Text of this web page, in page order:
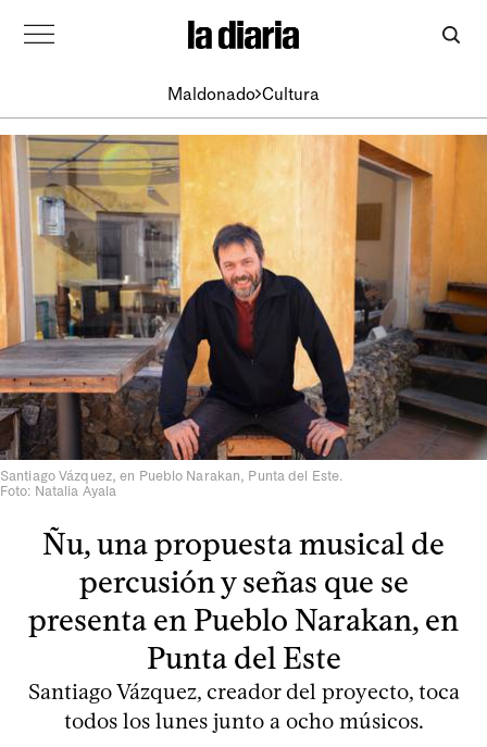
Maldonado Cultura
Santiago Vázquez, en Pueblo Narakan, Punta del Este.
Foto: Natalia Ayala
Ñu, una propuesta musical de
percusión y señas que se
presenta en Pueblo Narakan, en
Punta del Este
Santiago Vázquez, creador del proyecto, toca
todos los lunes junto a ocho músicos.